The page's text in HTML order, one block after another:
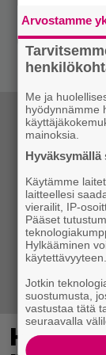
Arvostamme
Me ja
hyödynnämme
mainoksia.
Käytämme
laitteellesi
vierailit, IP-
Pääset
Hylkääminen
käytettävyyteen.
Jotkin
suostumusta,
vastustaa tätä
seuraavalla